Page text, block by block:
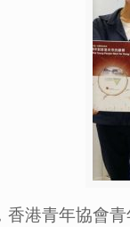
香港青年協會